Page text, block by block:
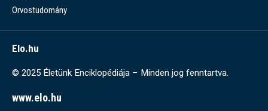
Orvostudomány
Elo.hu
© 2025 Életünk Enciklopédiája – Minden jog fenntartva.
www.elo.hu